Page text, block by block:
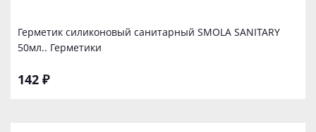
Герметик силиконовый санитарный SMOLA SANITARY
50мл.. Герметики
142 ₽